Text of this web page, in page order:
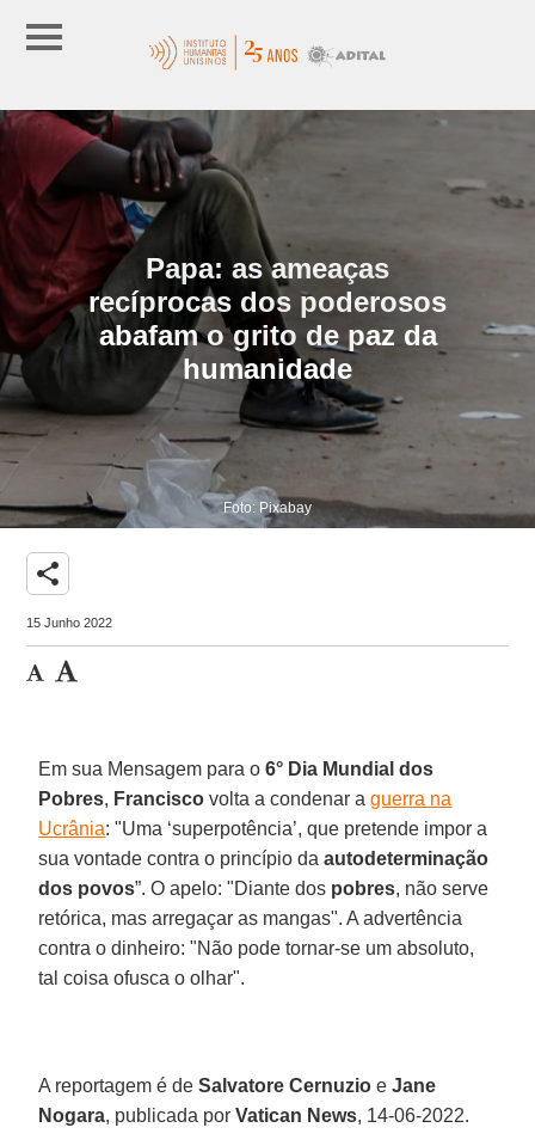
Papa: as ameaças
recíprocas dos poderosos
abafam o grito de paz da
humanidade
Foto: Pixabay
share
15 Junho 2022
Em sua Mensagem para o6° Dia Mundial dos
Pobres, Francisco volta a condenar aguerra na
Ucrânia: "Uma ‘superpotência’, que pretende impor a
sua vontade contra o princípio daautodeterminação
dos povos”. O apelo: "Diante dos pobres, não serve
retórica, mas arregaçar as mangas". A advertência
contra o dinheiro: "Não pode tornar-se um absoluto,
tal coisa ofusca o olhar".
A reportagem é deSalvatore Cernuzio eJane
Nogara, publicada porVatican News, 14-06-2022.